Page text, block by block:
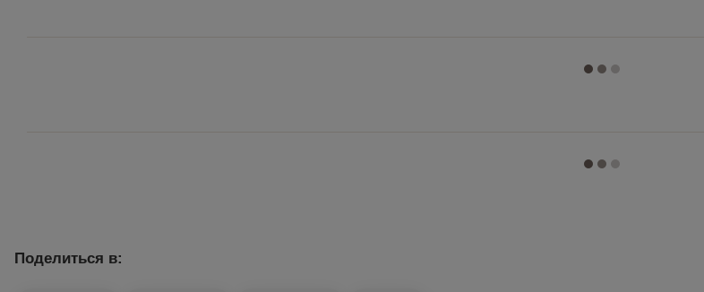
Поделиться в: